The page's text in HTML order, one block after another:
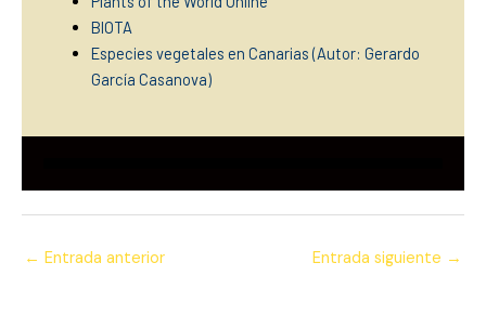
BIOTA
Especies vegetales en Canarias (Autor: Gerardo
García Casanova)
← Entrada anterior Entrada siguiente →